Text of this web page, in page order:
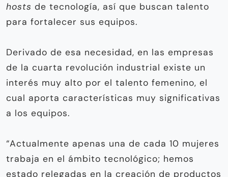
hosts de tecnología, así que buscan talento
para fortalecer sus equipos.
Derivado de esa necesidad, en las empresas
de la cuarta revolución industrial existe un
interés muy alto por el talento femenino, el
cual aporta características muy significativas
a los equipos.
“Actualmente apenas una de cada 10 mujeres
trabaja en el ámbito tecnológico; hemos
estado relegadas en la creación de productos